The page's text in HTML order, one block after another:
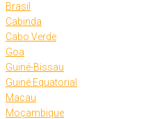
Brasil
Cabinda
Cabo Verde
Goa
Guiné-Bissau
Guiné Equatorial
Macau
Moçambique